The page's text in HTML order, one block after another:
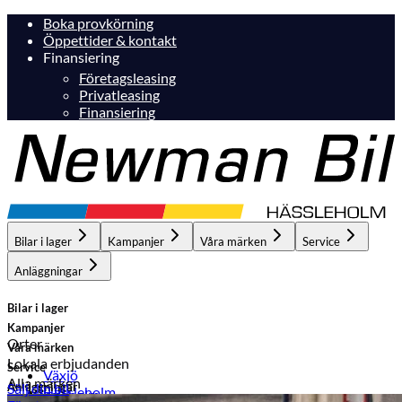
Boka provkörning
Öppettider & kontakt
Finansiering
Företagsleasing
Privatleasing
Finansiering
Bilar i lager Kampanjer Våra märken Service
Anläggningar
Bilar i lager
Orter
Växjö
Hässleholm
Kampanjer
Lokala erbjudanden
Hässleholm
Våra märken
Alla märken
Service
Anläggningar
Sälj din bil